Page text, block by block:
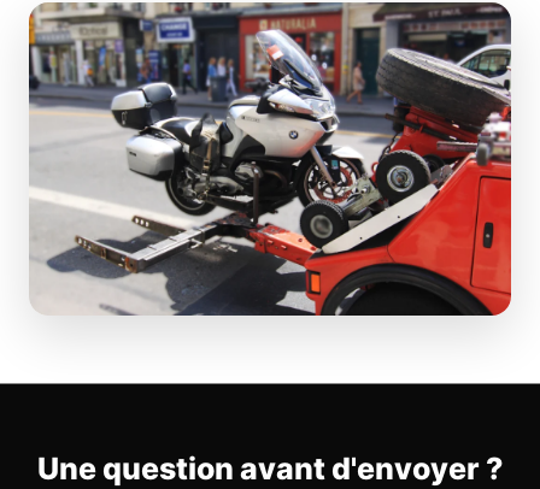
Une question avant d'envoyer ?